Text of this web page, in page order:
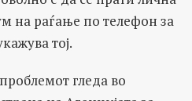
на раѓање по телефон за
тој.
гледа во